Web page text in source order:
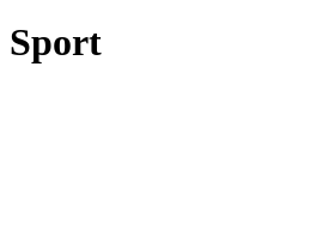
Sport